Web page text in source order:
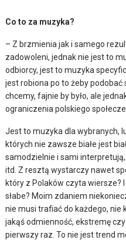
Co to za muzyka?
– Z brzmienia jak i samego
zadowoleni, jednak nie jest to
odbiorcy, jest to muzyka
jest robiona po to żeby podobać
chcemy, fajnie by było, ale
ograniczenia polskiego
Jest to muzyka dla wybranych,
których nie zawsze białe jest
samodzielnie i sami
itd. Z resztą wystarczy nawet
który z Polaków czyta wiersze?
słabe? Moim zdaniem
nie musi trafiać do każdego, nie
jakąś odmienność, ekstremę
pierwszy raz. To nie jest trend